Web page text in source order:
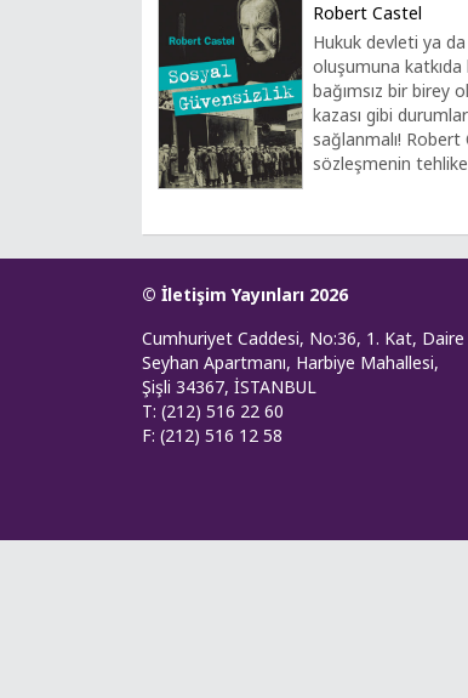
Robert Castel
Hukuk devleti ya
oluşumuna katkıda
bağımsız bir birey
kazası gibi
sağlanmalı!
sözleşmenin
© İletişim Yayınları 2026
Cumhuriyet Caddesi, No:36, 1. Kat, Daire
Seyhan Apartmanı, Harbiye Mahallesi,
Şişli 34367, İSTANBUL
T: (212) 516 22 60
F: (212) 516 12 58